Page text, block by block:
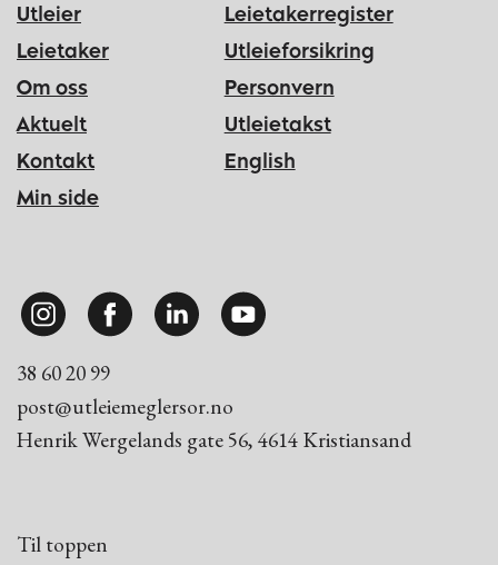
Om oss
Aktuelt
Kontakt
Utleier
Leietaker
Om oss
Aktuelt
Kontakt
Min side
Leietakerregister
Utleieforsikring
Personvern
Utleietakst
English
38 60 20 99
post@utleiemeglersor.no
Henrik Wergelands gate 56, 4614 Kristiansand
Til toppen